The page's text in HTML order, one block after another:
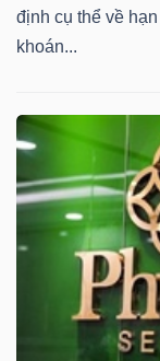
định cụ thể về
khoán...
TÀI
CÔNG
NGHỆ